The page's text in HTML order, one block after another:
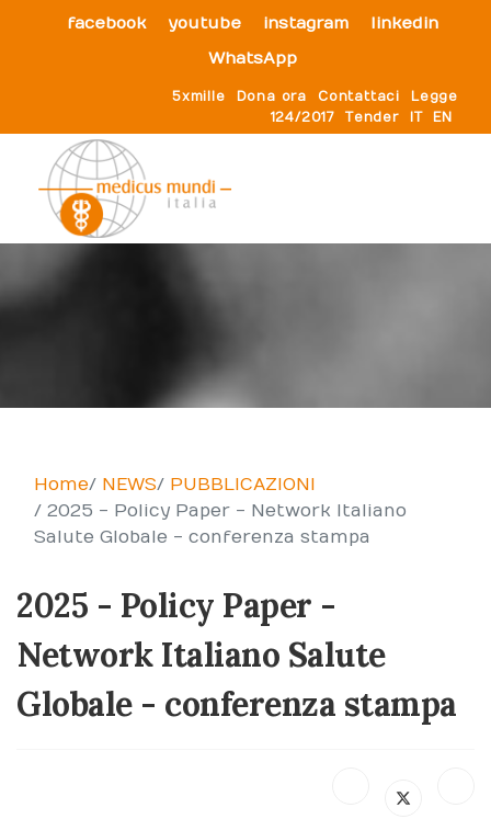
facebook youtube instagram
linkedin
WhatsApp
5xmille Dona ora Contattaci
Legge
124/2017
Tender IT EN
Home NEWS
PUBBLICAZIONI
2025 - Policy Paper - Network Italiano
Salute Globale - conferenza stampa
2025 - Policy Paper -
Network Italiano Salute
Globale - conferenza stampa